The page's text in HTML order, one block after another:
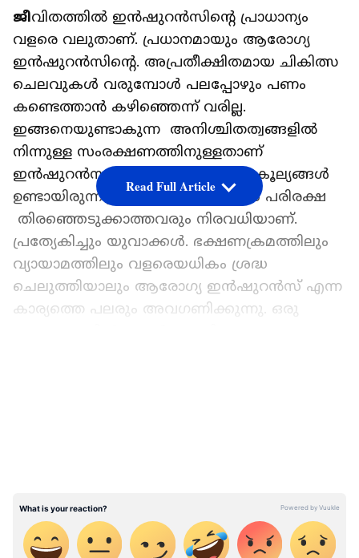
ജീവിതത്തിൽ ഇൻഷുറൻസിന്റെ പ്രാധാന്യം
വളരെ വലുതാണ്. പ്രധാനമായും ആരോഗ്യ
ഇൻഷുറൻസിന്റെ. അപ്രതീക്ഷിതമായ ചികിത്സ
ചെലവുകൾ വരുമ്പോൾ പലപ്പോഴും പണം
കണ്ടെത്താൻ കഴിഞ്ഞെന്ന് വരില്ല.
ഇങ്ങനെയുണ്ടാകുന്ന അനിശ്ചിതത്വങ്ങളിൽ
നിന്നുള്ള സംരക്ഷണത്തിനുള്ളതാണ്
ഇൻഷുറൻസുകൾ. നിരവധി ആനുകൂല്യങ്ങൾ
ഉണ്ടായിരുന്നിട്ടുകൂടി ഇൻഷുറൻസ് പരിരക്ഷ
തിരഞ്ഞെടുക്കാത്തവരും നിരവധിയാണ്.
പ്രത്യേകിച്ചും യുവാക്കൾ. ഭക്ഷണക്രമത്തിലും
വ്യായാമത്തിലും വളരെയധികം ശ്രദ്ധ
ചെലുത്തിയാലും ആരോഗ്യ ഇൻഷുറൻസ് എന്ന
കാര്യത്തെ പലരും അവഗണിക്കുന്നു. ഒരു
നിരവധി ഘടകങ്ങൾ ഇതിന് കാരണമാണ്.
ആരോഗ്യ ഇൻഷുറൻസ് എടുക്കുന്നതിന്റെ
നേട്ടങ്ങൾ പലരും ശരിയായി പരിഗണിക്കുന്നില്ല.
Read Full Article